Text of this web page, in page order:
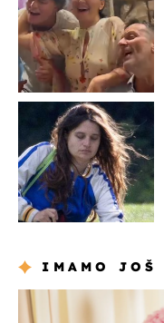
IMAMO JOŠ
moda & ljepota